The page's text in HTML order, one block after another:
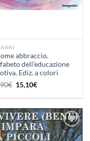
abbraccio.
dell’educazione
Ediz. a colori
€ Il
prezzo
originale
15,90€.
15,10€Il
attuale
15,10€.